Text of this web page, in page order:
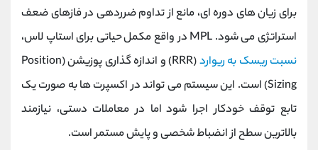
برای زیان‌ های دوره‌ ای، مانع از تداوم ضرردهی در فازهای ضعف
استراتژی می‌ شود. MPL در واقع مکمل حیاتی برای استاپ‌ لاس،
نسبت ریسک به ریوارد
(RRR) و اندازه‌ گذاری پوزیشن (Position
Sizing) است. این سیستم می‌ تواند در اکسپرت‌ ها به‌ صورت یک
تابع توقف خودکار اجرا شود اما در معاملات دستی، نیازمند
بالاترین سطح از انضباط شخصی و پایش مستمر است.